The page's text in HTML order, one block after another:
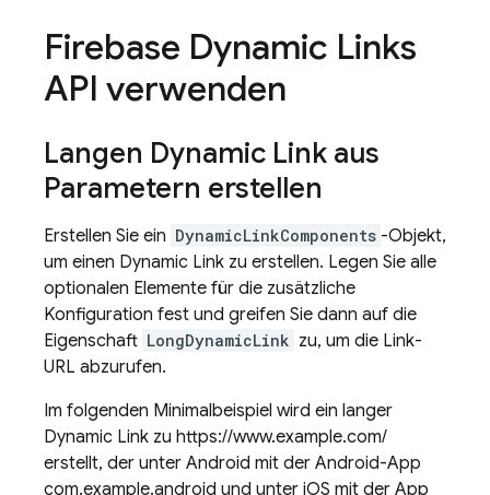
Firebase Dynamic Links
API verwenden
Langen Dynamic Link aus
Parametern erstellen
Erstellen Sie ein DynamicLinkComponents -Objekt,
um einen Dynamic Link zu erstellen. Legen Sie alle
optionalen Elemente für die zusätzliche
Konfiguration fest und greifen Sie dann auf die
Eigenschaft LongDynamicLink zu, um die Link-
URL abzurufen.
Im folgenden Minimalbeispiel wird ein langer
Dynamic Link zu https://www.example.com/
erstellt, der unter Android mit der Android-App
com.example.android und unter iOS mit der App